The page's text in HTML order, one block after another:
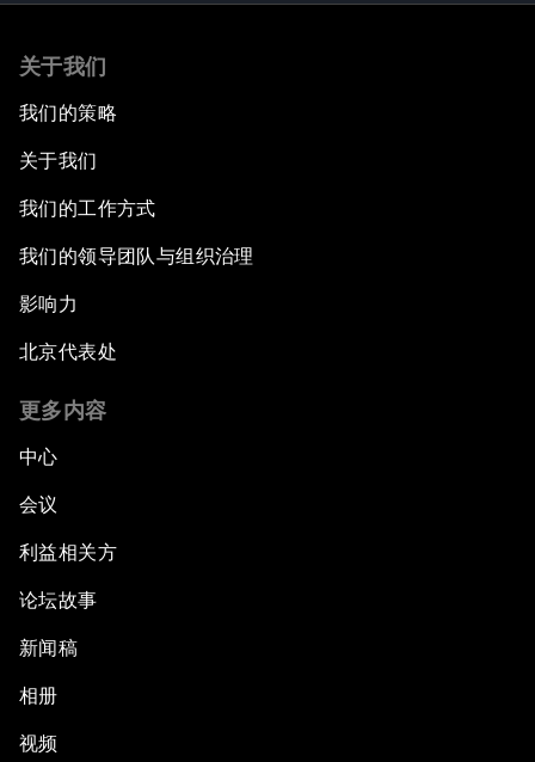
关于我们
我们的策略
关于我们
我们的工作方式
我们的领导团队与组织治理
影响力
北京代表处
更多内容
中心
会议
利益相关方
论坛故事
新闻稿
相册
视频